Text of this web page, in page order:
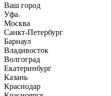
Ваш город
Уфа
Москва
Санкт-Петербург
Барнаул
Владивосток
Волгоград
Екатеринбург
Казань
Краснодар